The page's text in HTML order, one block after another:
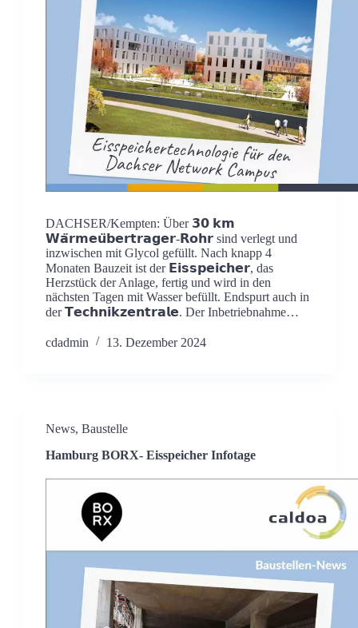
DACHSER/Kempten: Über 𝟯𝟬 𝗸𝗺
𝗪𝗮̈𝗿𝗺𝗲𝘂̈𝗯𝗲𝗿𝘁𝗿𝗮𝗴𝗲𝗿-𝗥𝗼𝗵𝗿 sind verlegt und
inzwischen mit Glycol gefüllt. Nach knapp 4
Monaten Bauzeit ist der 𝗘𝗶𝘀𝘀𝗽𝗲𝗶𝗰𝗵𝗲𝗿, das
Herzstück der Anlage, fertig und wird in den
nächsten Tagen mit Wasser befüllt. Endspurt auch in
der 𝗧𝗲𝗰𝗵𝗻𝗶𝗸𝘇𝗲𝗻𝘁𝗿𝗮𝗹𝗲. Der Inbetriebnahme…
cdadmin 13. Dezember 2024
News, Baustelle
Hamburg BORX- Eisspeicher Infotage